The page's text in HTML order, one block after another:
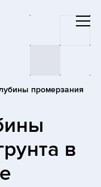
промерзания
в